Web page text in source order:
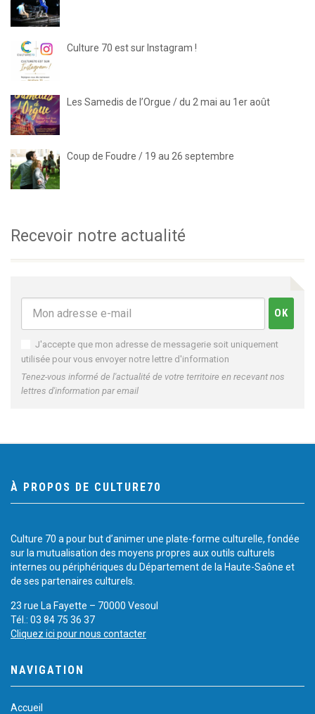
Culture 70 est sur Instagram !
Les Samedis de l’Orgue / du 2 mai au 1er août
Coup de Foudre / 19 au 26 septembre
Recevoir notre actualité
J'accepte que mon adresse de messagerie soit uniquement
utilisée pour vous envoyer notre lettre d'information
Tenez-vous informé de l'actualité de votre territoire en recevant nos
lettres d'information par email
À PROPOS DE CULTURE70
Culture 70 a pour but d’animer une plate-forme culturelle, fondée
sur la mutualisation des moyens propres aux outils culturels
internes ou périphériques du Département de la Haute-Saône et
de ses partenaires culturels.
23 rue La Fayette – 70000 Vesoul
Tél.: 03 84 75 36 37
Cliquez ici pour nous contacter
NAVIGATION
Accueil